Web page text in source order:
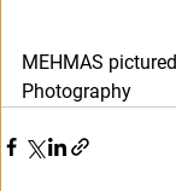
MEHMAS
Photography